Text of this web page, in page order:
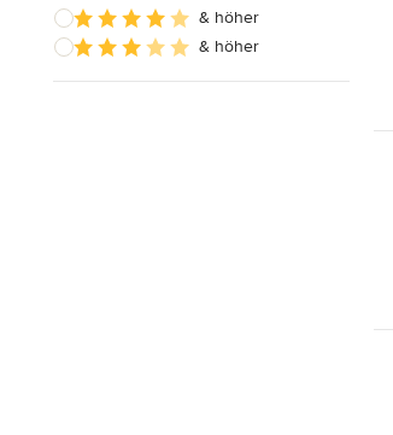
& höher
& höher